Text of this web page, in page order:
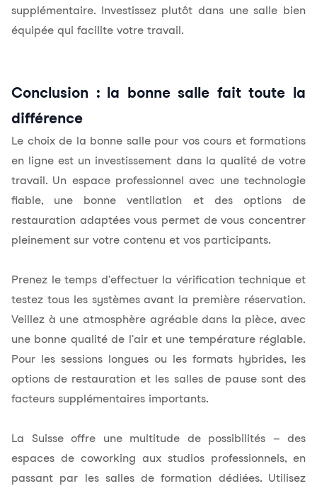
supplémentaire. Investissez plutôt dans une salle bien
équipée qui facilite votre travail.
Conclusion : la bonne salle fait toute la
différence
Le choix de la bonne salle pour vos cours et formations
en ligne est un investissement dans la qualité de votre
travail. Un espace professionnel avec une technologie
fiable, une bonne ventilation et des options de
restauration adaptées vous permet de vous concentrer
pleinement sur votre contenu et vos participants.
Prenez le temps d'effectuer la vérification technique et
testez tous les systèmes avant la première réservation.
Veillez à une atmosphère agréable dans la pièce, avec
une bonne qualité de l'air et une température réglable.
Pour les sessions longues ou les formats hybrides, les
options de restauration et les salles de pause sont des
facteurs supplémentaires importants.
La Suisse offre une multitude de possibilités – des
espaces de coworking aux studios professionnels, en
passant par les salles de formation dédiées. Utilisez